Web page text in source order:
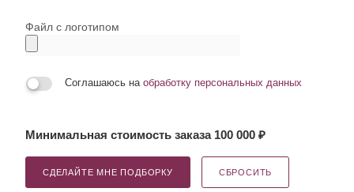
Файл с логотипом
Соглашаюсь на обработку персональных данных
Минимальная стоимость заказа 100 000 ₽
СДЕЛАЙТЕ МНЕ ПОДБОРКУ СБРОСИТЬ